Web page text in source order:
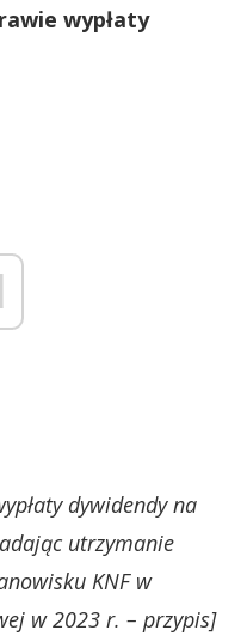
wypłaty
dywidendy na
utrzymanie
KNF w
w 2023 r. – przypis]